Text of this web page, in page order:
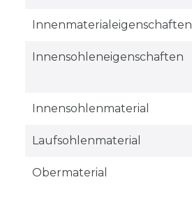
Innenmaterialeigenschaften
Innensohleneigenschaften
Innensohlenmaterial
Laufsohlenmaterial
Obermaterial